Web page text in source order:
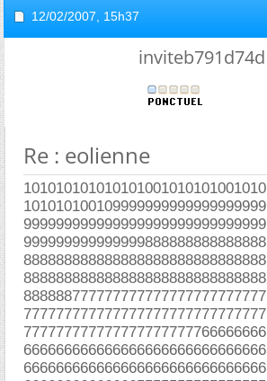
12/02/2007, 15h37
inviteb791d74d
Re : eolienne
101010101010101001010101001010
101010100109999999999999999999
999999999999999999999999999999
999999999999999888888888888888
888888888888888888888888888888
888888888888888888888888888888
888888777777777777777777777777
777777777777777777777777777777
777777777777777777777766666666
666666666666666666666666666666
666666666666666666666666666666